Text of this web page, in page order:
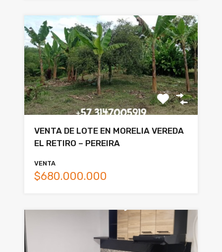
VENTA DE LOTE EN MORELIA VEREDA
EL RETIRO – PEREIRA
VENTA
$680.000.000